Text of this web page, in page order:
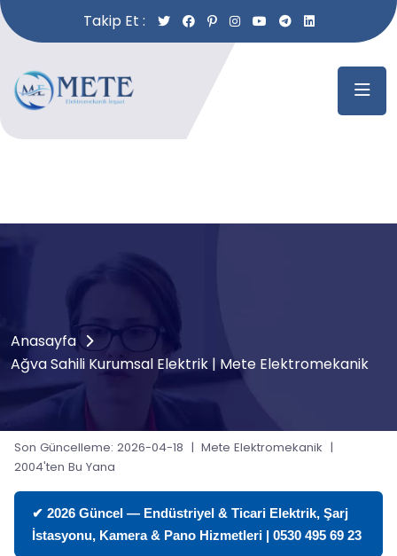
Takip Et :
Anasayfa
Ağva Sahili Kurumsal Elektrik | Mete Elektromekanik
Son Güncelleme: 2026-04-18 | Mete Elektromekanik |
2004'ten Bu Yana
✔ 2026 Güncel — Endüstriyel & Ticari Elektrik, Şarj
İstasyonu, Kamera & Pano Hizmetleri | 0530 495 69 23